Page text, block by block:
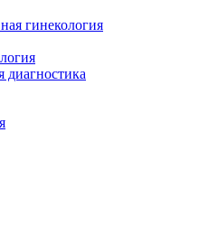
гинекология
диагностика